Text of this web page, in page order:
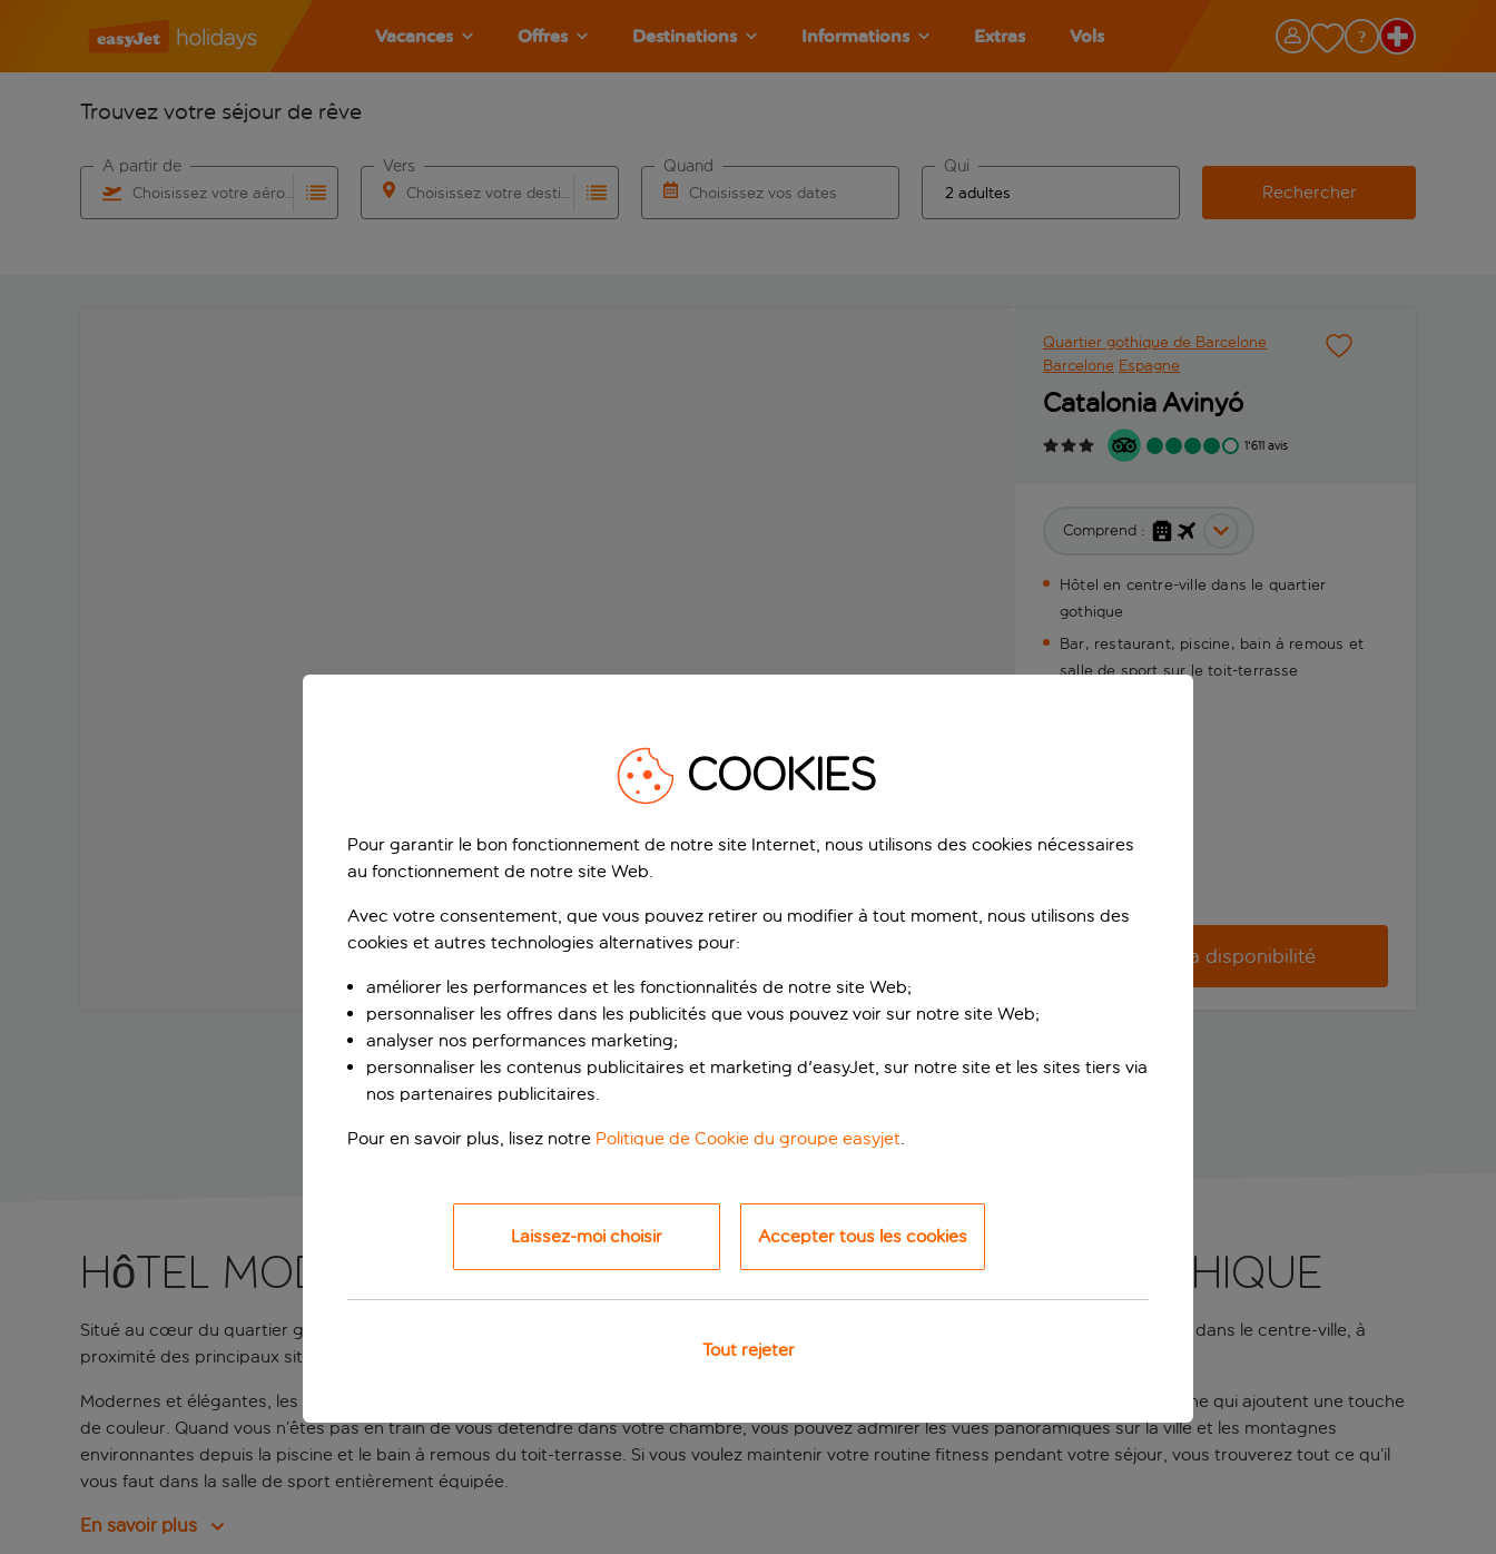
Vacances Offres Destinations Informations Extras Vols
Trouvez votre séjour de rêve
Choisissez votre aéroport
À partir de
Choisissez votre destination
Vers
Choisissez vos dates
Quand Qui
Rechercher
Quartier gothique de Barcelone
Barcelone Espagne
Catalonia Avinyó
1'611 avis
Comprend :
Hôtel en centre-ville dans le quartier
gothique
Bar, restaurant, piscine, bain à remous et
salle de sport sur le toit-terrasse
Vérifier la disponibilité
Hôtel moderne en plein cœur du quartier gothique
Situé au cœur du quartier gothique, à cinq minutes à pied de La Rambla et de la cathédrale de Barcelone, l’hôtel Catalonia Avinyó se situe dans le centre-ville, à
proximité des principaux sites touristiques.
Modernes et élégantes, les chambres climatisées sont dotées d’une TV satellite, d’un minibar et de grandes gravures murales de Barcelone qui ajoutent une touche
de couleur. Quand vous n’êtes pas en train de vous détendre dans votre chambre, vous pouvez admirer les vues panoramiques sur la ville et les montagnes
environnantes depuis la piscine et le bain à remous du toit-terrasse. Si vous voulez maintenir votre routine fitness pendant votre séjour, vous trouverez tout ce qu’il
vous faut dans la salle de sport entièrement équipée.
En savoir plus
COOKIES
Pour garantir le bon fonctionnement de notre site Internet, nous utilisons des cookies nécessaires
au fonctionnement de notre site Web.
Avec votre consentement, que vous pouvez retirer ou modifier à tout moment, nous utilisons des
cookies et autres technologies alternatives pour:
améliorer les performances et les fonctionnalités de notre site Web;
personnaliser les offres dans les publicités que vous pouvez voir sur notre site Web;
analyser nos performances marketing;
personnaliser les contenus publicitaires et marketing d'easyJet, sur notre site et les sites tiers via
nos partenaires publicitaires.
Pour en savoir plus, lisez notre Politique de Cookie du groupe easyjet.
Laissez-moi choisir Accepter tous les cookies
Tout rejeter